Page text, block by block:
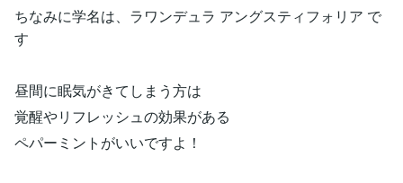
ちなみに学名は、ラワンデュラ アングスティフォリア で
す
昼間に眠気がきてしまう方は
覚醒やリフレッシュの効果がある
ペパーミントがいいですよ！